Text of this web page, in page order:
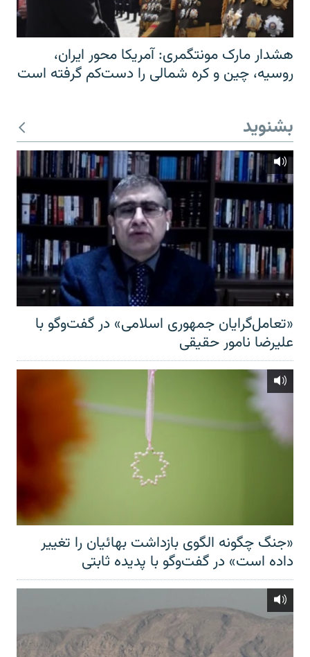
هشدار مارک مونتگمری: آمریکا محور ایران،
روسیه، چین و کره شمالی را دست‌کم گرفته است
بشنوید
«تعامل‌گرایان جمهوری اسلامی» در گفت‌وگو با
علیرضا نامور حقیقی
«جنگ چگونه الگوی بازداشت بهائیان را تغییر
داده است» در گفت‌وگو با پدیده ثابتی